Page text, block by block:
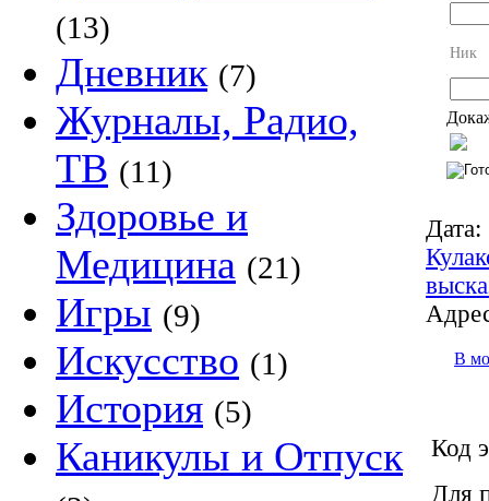
(13)
Дневник (7)
Журналы, Радио,
ТВ (11)
Здоровье и
Медицина (21)
Игры (9)
Искусство (1)
История (5)
Каникулы и Отпуск
Ник
Дата:
В
Код
Для